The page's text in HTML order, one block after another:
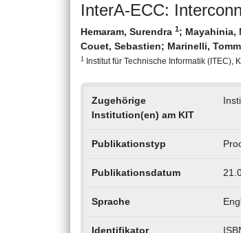
InterA-ECC:
Hemaram, Surendra 1; Mayahinia,
Couet, Sebastien; Marinelli,
1 Institut für Technische Informatik (ITEC),
Zugehörige
Institution(en) am KIT
Publikationstyp
Publikationsdatum
Sprache
Identifikator